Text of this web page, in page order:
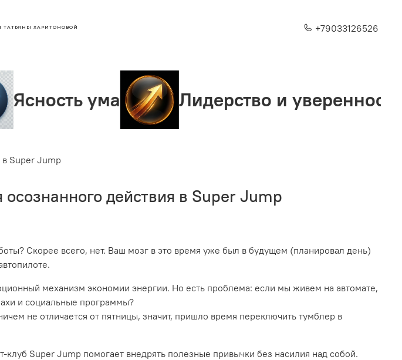
ТАТЬЯНЫ ХАРИТОНОВОЙ +79033126526
ума Лидерство и уверенность
в Super Jump
действия в Super Jump
Скорее всего, нет. Ваш мозг в это время уже был в будущем (планировал день)
механизм экономии энергии. Но есть проблема: если мы живем на автомате,
и социальные программы?
не отличается от пятницы, значит, пришло время переключить тумблер в
Super Jump помогает внедрять полезные привычки без насилия над собой.